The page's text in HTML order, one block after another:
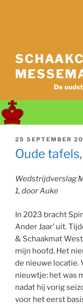
De
GEPLAATST
OP
25 SEPTEMBER
Oude
Wedstrijdverslag
1, door Auke
In 2023 bracht
Ander Jaar’ uit.
& Schaakmat
mijn hoofd. Het
de nieuwe locatie.
nieuwtje: het was
nadat hij vorig
voor het eerst